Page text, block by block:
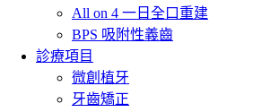
All on 4 一日全口重建
BPS 吸附性義齒
診療項目
微創植牙
牙齒矯正